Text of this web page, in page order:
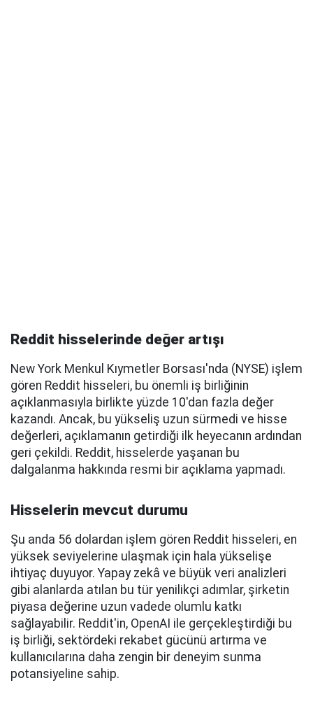
Reddit hisselerinde değer artışı
New York Menkul Kıymetler Borsası'nda (NYSE) işlem
gören Reddit hisseleri, bu önemli iş birliğinin
açıklanmasıyla birlikte yüzde 10'dan fazla değer
kazandı. Ancak, bu yükseliş uzun sürmedi ve hisse
değerleri, açıklamanın getirdiği ilk heyecanın ardından
geri çekildi. Reddit, hisselerde yaşanan bu
dalgalanma hakkında resmi bir açıklama yapmadı.
Hisselerin mevcut durumu
Şu anda 56 dolardan işlem gören Reddit hisseleri, en
yüksek seviyelerine ulaşmak için hala yükselişe
ihtiyaç duyuyor. Yapay zekâ ve büyük veri analizleri
gibi alanlarda atılan bu tür yenilikçi adımlar, şirketin
piyasa değerine uzun vadede olumlu katkı
sağlayabilir. Reddit'in, OpenAI ile gerçekleştirdiği bu
iş birliği, sektördeki rekabet gücünü artırma ve
kullanıcılarına daha zengin bir deneyim sunma
potansiyeline sahip.